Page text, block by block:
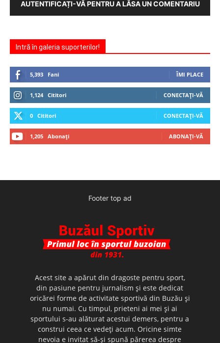
AUTENTIFICAȚI-VĂ PENTRU A LĂSA UN COMENTARIU
Intră în galeria suporterilor!
5,393 Fani ÎMI PLACE
1,124 Cititori CONECTAȚI-VĂ
0 Cititori CONECTAȚI-VĂ
1,205 Abonați ABONAȚI-VĂ
Footer top ad
Acest site a apărut din dragoste pentru sport,
din pasiune pentru jurnalism şi este dedicat
oricărei forme de activitate sportivă din Buzău şi
nu numai. Cu timpul, prieteni ai mei şi ai
sportului s-au alăturat acestui demers, pentru a
construi ceea ce vedeţi acum. Oricine simte
nevoia e invitat să-şi spună părerea despre